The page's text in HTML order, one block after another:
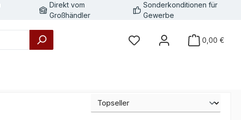
Direkt vom
Großhändler
Sonderkonditionen für
Gewerbe
0,00 €